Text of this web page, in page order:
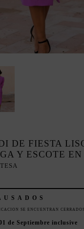
DE FIESTA
Y ESCOTE EN
SE ENCUENTRAN
de Septiembre inclusive